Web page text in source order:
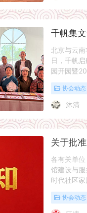
北京与云
日，千帆
园开园暨
协会动态
沐清
各有关单
馆建设与
时代社区
协会动态